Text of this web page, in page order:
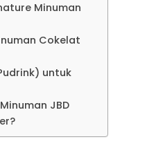
Minuman
Cokelat
untuk
JBD